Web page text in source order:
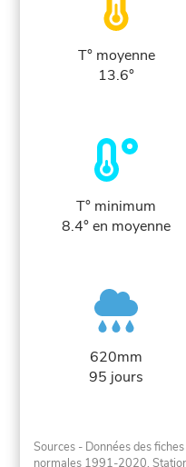
T° moyenne
13.6°
T° minimum
8.4° en moyenne
620mm
95 jours
Sources - Données des
normales 1991-2020.